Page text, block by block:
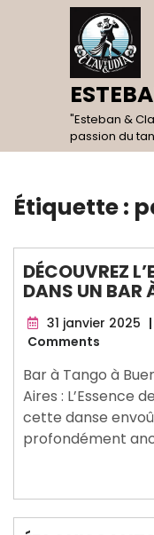
"Esteban &
passion du
Étiquette :
DÉCOUVREZ
DANS UN BAR
31 janvier 2025 31|
Comments
Bar à Tango à
Aires : L’Essence
cette danse
profondément